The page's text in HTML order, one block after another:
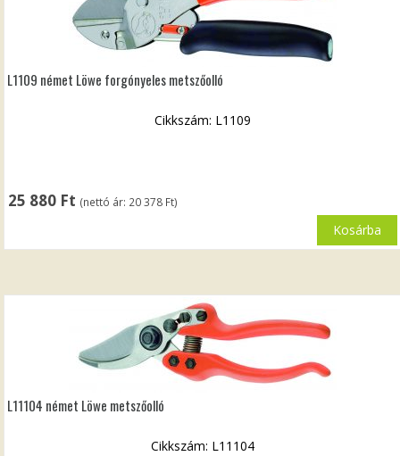
L1109 német Löwe forgónyeles metszőolló
25 880 Ft (nettó ár: 20 378 Ft)
Cikkszám: L1109
Kosárba
L11104 német Löwe metszőolló
Cikkszám: L11104